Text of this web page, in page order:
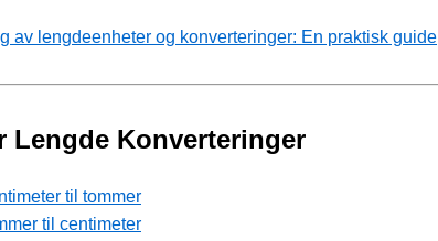
av lengdeenheter og konverteringer: En praktisk guide
Lengde Konverteringer
til tommer
til centimeter